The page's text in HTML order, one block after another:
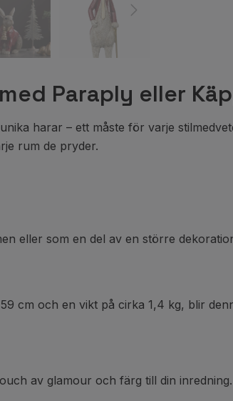
Paraply eller
harar – ett måste för varje
rum de pryder.
eller som en del av en större
cm och en vikt på cirka 1,4 kg, blir
av glamour och färg till din